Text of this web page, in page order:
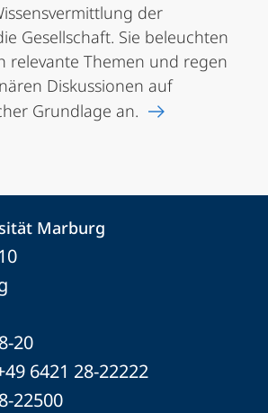
der
Gesellschaft. Sie beleuchten
relevante Themen und regen
Diskussionen auf
Grundlage an.
Marburg
20
6421 28-22222
22500